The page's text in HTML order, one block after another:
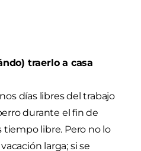
traerlo a casa
días libres del trabajo
durante el fin de
libre. Pero no lo
larga; si se